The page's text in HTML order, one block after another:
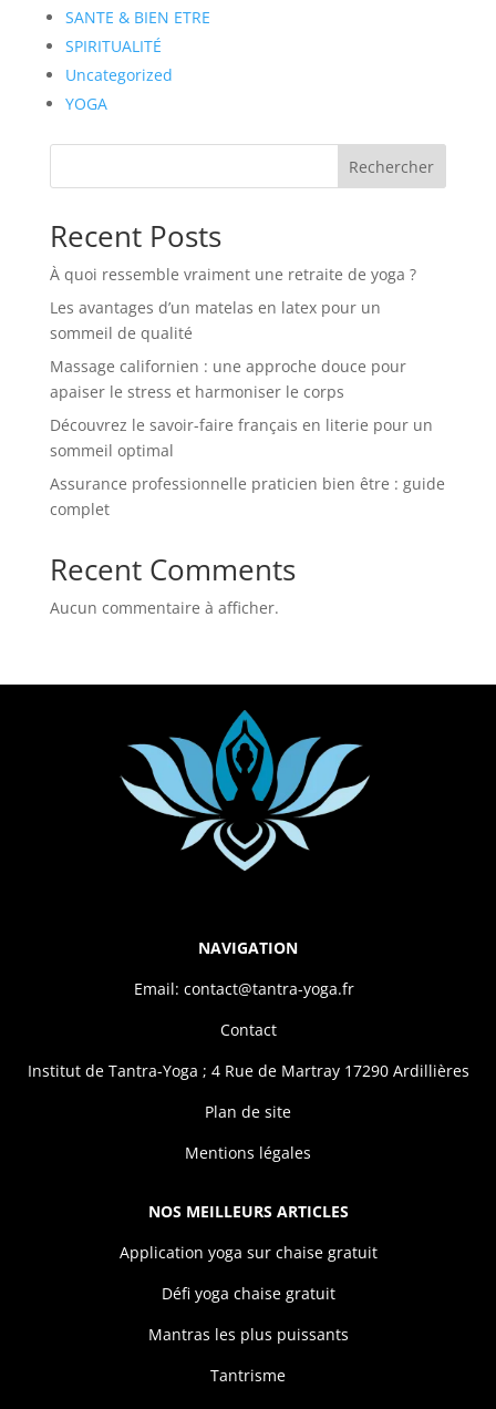
SANTE & BIEN ETRE
SPIRITUALITÉ
Uncategorized
YOGA
Rechercher
Recent Posts
À quoi ressemble vraiment une retraite de yoga ?
Les avantages d’un matelas en latex pour un
sommeil de qualité
Massage californien : une approche douce pour
apaiser le stress et harmoniser le corps
Découvrez le savoir-faire français en literie pour un
sommeil optimal
Assurance professionnelle praticien bien être : guide
complet
Recent Comments
Aucun commentaire à afficher.
NAVIGATION
Email: contact@tantra-yoga.fr
Contact
Institut de Tantra-Yoga ; 4 Rue de Martray 17290 Ardillières
Plan de site
Mentions légales
NOS MEILLEURS ARTICLES
Application yoga sur chaise gratuit
Défi yoga chaise gratuit
Mantras les plus puissants
Tantrisme